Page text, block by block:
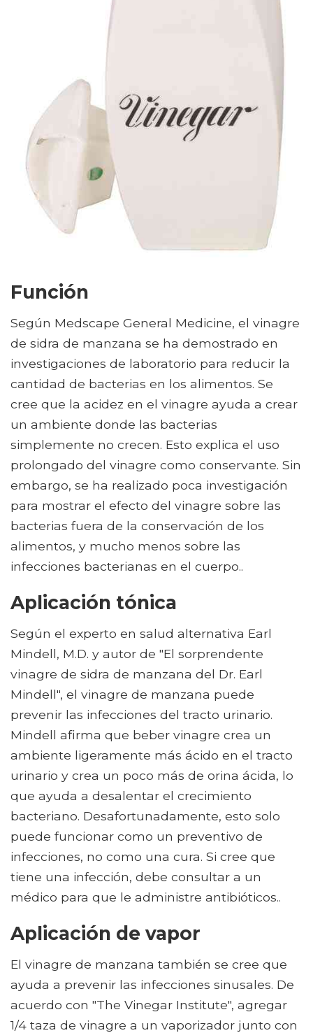
Función
Según Medscape General Medicine, el vinagre
de sidra de manzana se ha demostrado en
investigaciones de laboratorio para reducir la
cantidad de bacterias en los alimentos. Se
cree que la acidez en el vinagre ayuda a crear
un ambiente donde las bacterias
simplemente no crecen. Esto explica el uso
prolongado del vinagre como conservante. Sin
embargo, se ha realizado poca investigación
para mostrar el efecto del vinagre sobre las
bacterias fuera de la conservación de los
alimentos, y mucho menos sobre las
infecciones bacterianas en el cuerpo..
Aplicación tónica
Según el experto en salud alternativa Earl
Mindell, M.D. y autor de "El sorprendente
vinagre de sidra de manzana del Dr. Earl
Mindell", el vinagre de manzana puede
prevenir las infecciones del tracto urinario.
Mindell afirma que beber vinagre crea un
ambiente ligeramente más ácido en el tracto
urinario y crea un poco más de orina ácida, lo
que ayuda a desalentar el crecimiento
bacteriano. Desafortunadamente, esto solo
puede funcionar como un preventivo de
infecciones, no como una cura. Si cree que
tiene una infección, debe consultar a un
médico para que le administre antibióticos..
Aplicación de vapor
El vinagre de manzana también se cree que
ayuda a prevenir las infecciones sinusales. De
acuerdo con "The Vinegar Institute", agregar
1/4 taza de vinagre a un vaporizador junto con